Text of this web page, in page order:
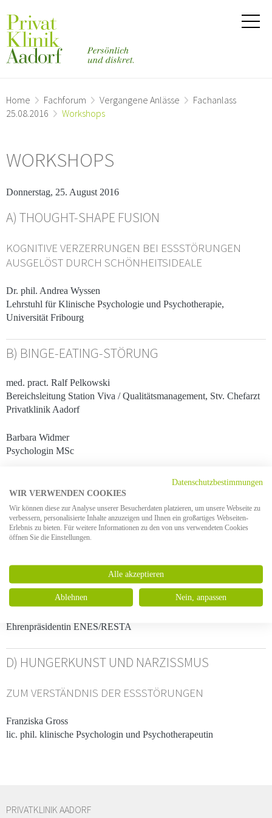
Home Fachforum Vergangene Anlässe
Fachanlass
25.08.2016
Workshops
WORKSHOPS
Donnerstag, 25. August 2016
A) THOUGHT-SHAPE FUSION
KOGNITIVE VERZERRUNGEN BEI ESSSTÖRUNGEN
AUSGELÖST DURCH SCHÖNHEITSIDEALE
Dr. phil. Andrea Wyssen
Lehrstuhl für Klinische Psychologie und Psychotherapie,
Universität Fribourg
B) BINGE-EATING-STÖRUNG
med. pract. Ralf Pelkowski
Bereichsleitung Station Viva / Qualitätsmanagement, Stv. Chefarzt
Privatklinik Aadorf
Barbara Widmer
Psychologin MSc
C) IST MAGERSUCHT WEIBLICH?
ANOREXIE UND GENDERSPEZIFITÄT
med. pract. Katja Meier-Müller
Essstörungen) / Ambulatorien, Leitende Ärztin Privatklinik Aadorf
Dr. phil. Erika Toman
Ehrenpräsidentin ENES/RESTA
D) HUNGERKUNST UND NARZISSMUS
ZUM VERSTÄNDNIS DER ESSSTÖRUNGEN
Franziska Gross
lic. phil. klinische Psychologin und Psychotherapeutin
PRIVATKLINIK AADORF
Datenschutzbestimmungen
WIR VERWENDEN COOKIES
Wir können diese zur Analyse unserer Besucherdaten platzieren, um unsere Webseite zu
verbessern, personalisierte Inhalte anzuzeigen und Ihnen ein großartiges Webseiten-
Erlebnis zu bieten. Für weitere Informationen zu den von uns verwendeten Cookies
öffnen Sie die Einstellungen.
Alle akzeptieren
Ablehnen Nein, anpassen